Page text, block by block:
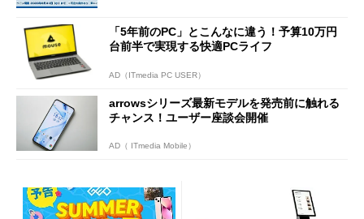
「5年前のPC」とこんなに違う！予算10万円
台前半で実現する快適PCライフ
AD（ITmedia PC USER）
arrowsシリーズ最新モデルを発売前に触れる
チャンス！ユーザー座談会開催
AD（ ITmedia Mobile）